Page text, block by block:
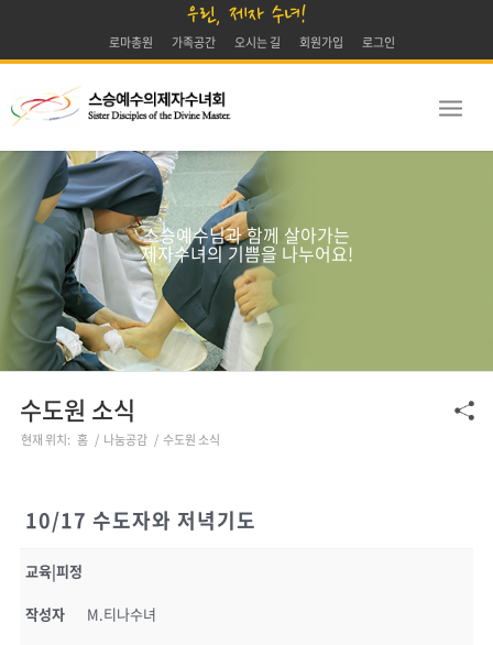
우린, 제자 수녀!
로마총원 가족공간 오시는 길 회원가입 로그인
수도원 소식
현재 위치: 홈 / 나눔공감 / 수도원 소식
스승예수님과 함께 살아가는
제자수녀의 기쁨을 나누어요!
10/17 수도자와 저녁기도
교육|피정
작성자 M.티나수녀